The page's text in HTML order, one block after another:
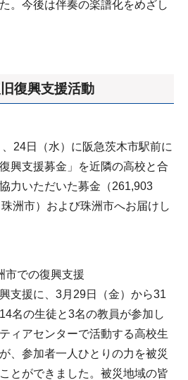
。今後は伴奏の楽譜化をめざし
復興支援活動
24日（水）に阪急茨木市駅前に
興支援募金」を近隣の高校と合
力いただいた募金（261,903
洲市）および珠洲市へお届けし
市での復興支援
支援に、3月29日（金）から31
名の生徒と3名の教員が参加し
ィアセンターで活動する高校生
、参加者一人ひとりの力を被災
とができました。被災地域の皆